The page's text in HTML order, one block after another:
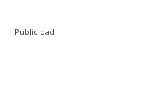
Publicidad